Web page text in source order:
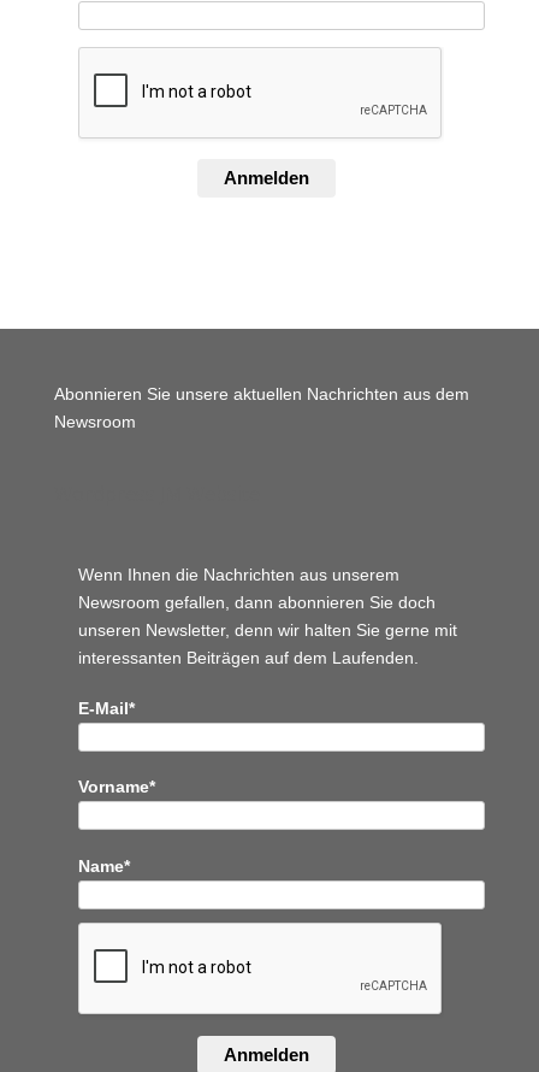
Anmelden
Abonnieren Sie unsere aktuellen Nachrichten aus dem
Newsroom
Wenn Ihnen die Nachrichten aus unserem
Newsroom gefallen, dann abonnieren Sie doch
unseren Newsletter, denn wir halten Sie gerne mit
interessanten Beiträgen auf dem Laufenden.
E-Mail*
Vorname*
Name*
Anmelden